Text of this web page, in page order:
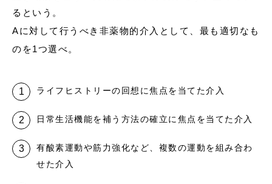
るという。
Aに対して行うべき非薬物的介入として、最も適切なも
のを1つ選べ。
ライフヒストリーの回想に焦点を当てた介入
日常生活機能を補う方法の確立に焦点を当てた介入
有酸素運動や筋力強化など、複数の運動を組み合わ
せた介入